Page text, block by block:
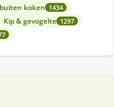
koken 1434
Kip & gevogelte 1297